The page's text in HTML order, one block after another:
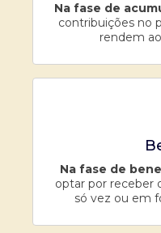
Na fase de
contribuições no
rendem
Na fase de
optar por receber
só vez ou em